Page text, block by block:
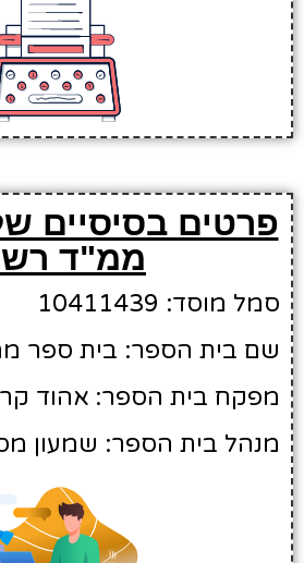
פרטים בסיסיים
ממ"ד
סמל מוסד: 10411439
שם בית הספר: בית ספר
מפקח בית הספר: אהוד
מנהל בית הספר: שמעון